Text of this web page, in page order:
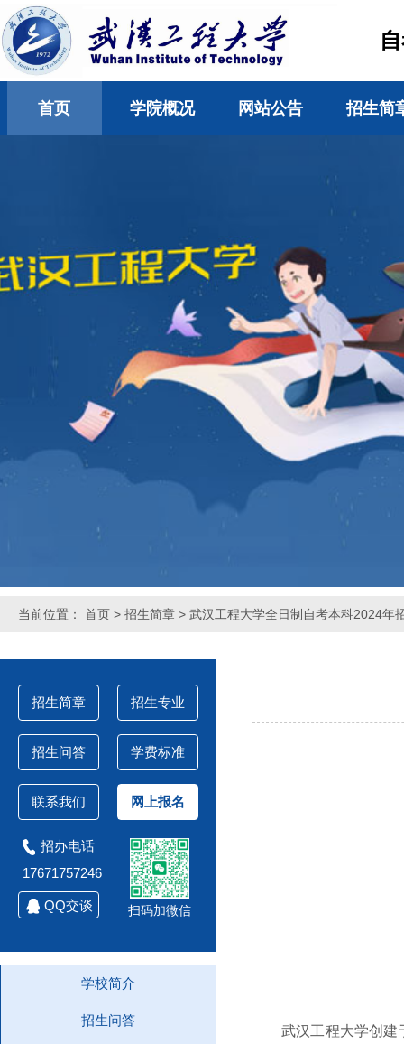
首页 学院概况 网站公告 招生简
当前位置： 首页 > 招生简章 > 武汉工程大学全日制自考本科2024年
招生简章 招生专业
招生问答 学费标准
联系我们 网上报名
招办电话
17671757246
QQ交谈 扫码加微信
学校简介
招生问答
武汉工程大学创建